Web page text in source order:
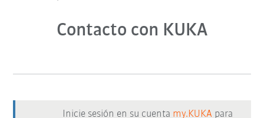
Contacto con KUKA
Inicie sesión en su cuenta my.KUKA para